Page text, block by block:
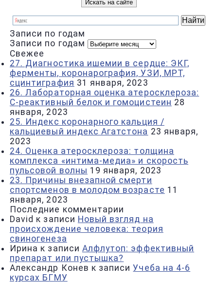
Записи по годам
Записи по годам
Свежее
27. Диагностика ишемии в сердце: ЭКГ,
ферменты, коронарография, УЗИ, МРТ,
сцинтиграфия 31 января, 2023
26. Лабораторная оценка атеросклероза:
С-реактивный белок и гомоцистеин 28
января, 2023
25. Индекс коронарного кальция /
кальциевый индекс Агатстона 23 января,
2023
24. Оценка атеросклероза: толщина
комплекса «интима-медиа» и скорость
пульсовой волны 19 января, 2023
23. Причины внезапной смерти
спортсменов в молодом возрасте 11
января, 2023
Последние комментарии
David к записи Новый взгляд на
происхождение человека: теория
свиногенеза
Ирина к записи Алфлутоп: эффективный
препарат или пустышка?
Александр Конев к записиУчеба на 4-6
курсах БГМУ